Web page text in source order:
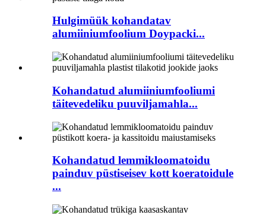
Hulgimüük kohandatav
alumiiniumfoolium Doypacki...
Kohandatud alumiiniumfooliumi
täitevedeliku puuviljamahla...
Kohandatud lemmikloomatoidu
painduv püstiseisev kott koeratoidule
...